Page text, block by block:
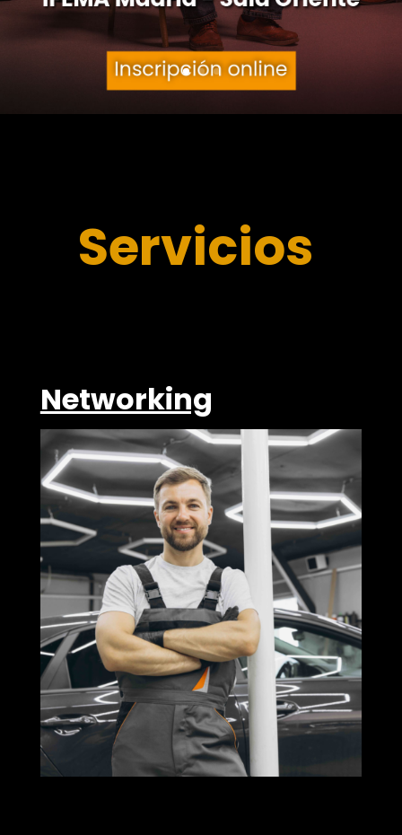
Servicios
Networking
Encuentro anual presencial
Encuentros privados de socios